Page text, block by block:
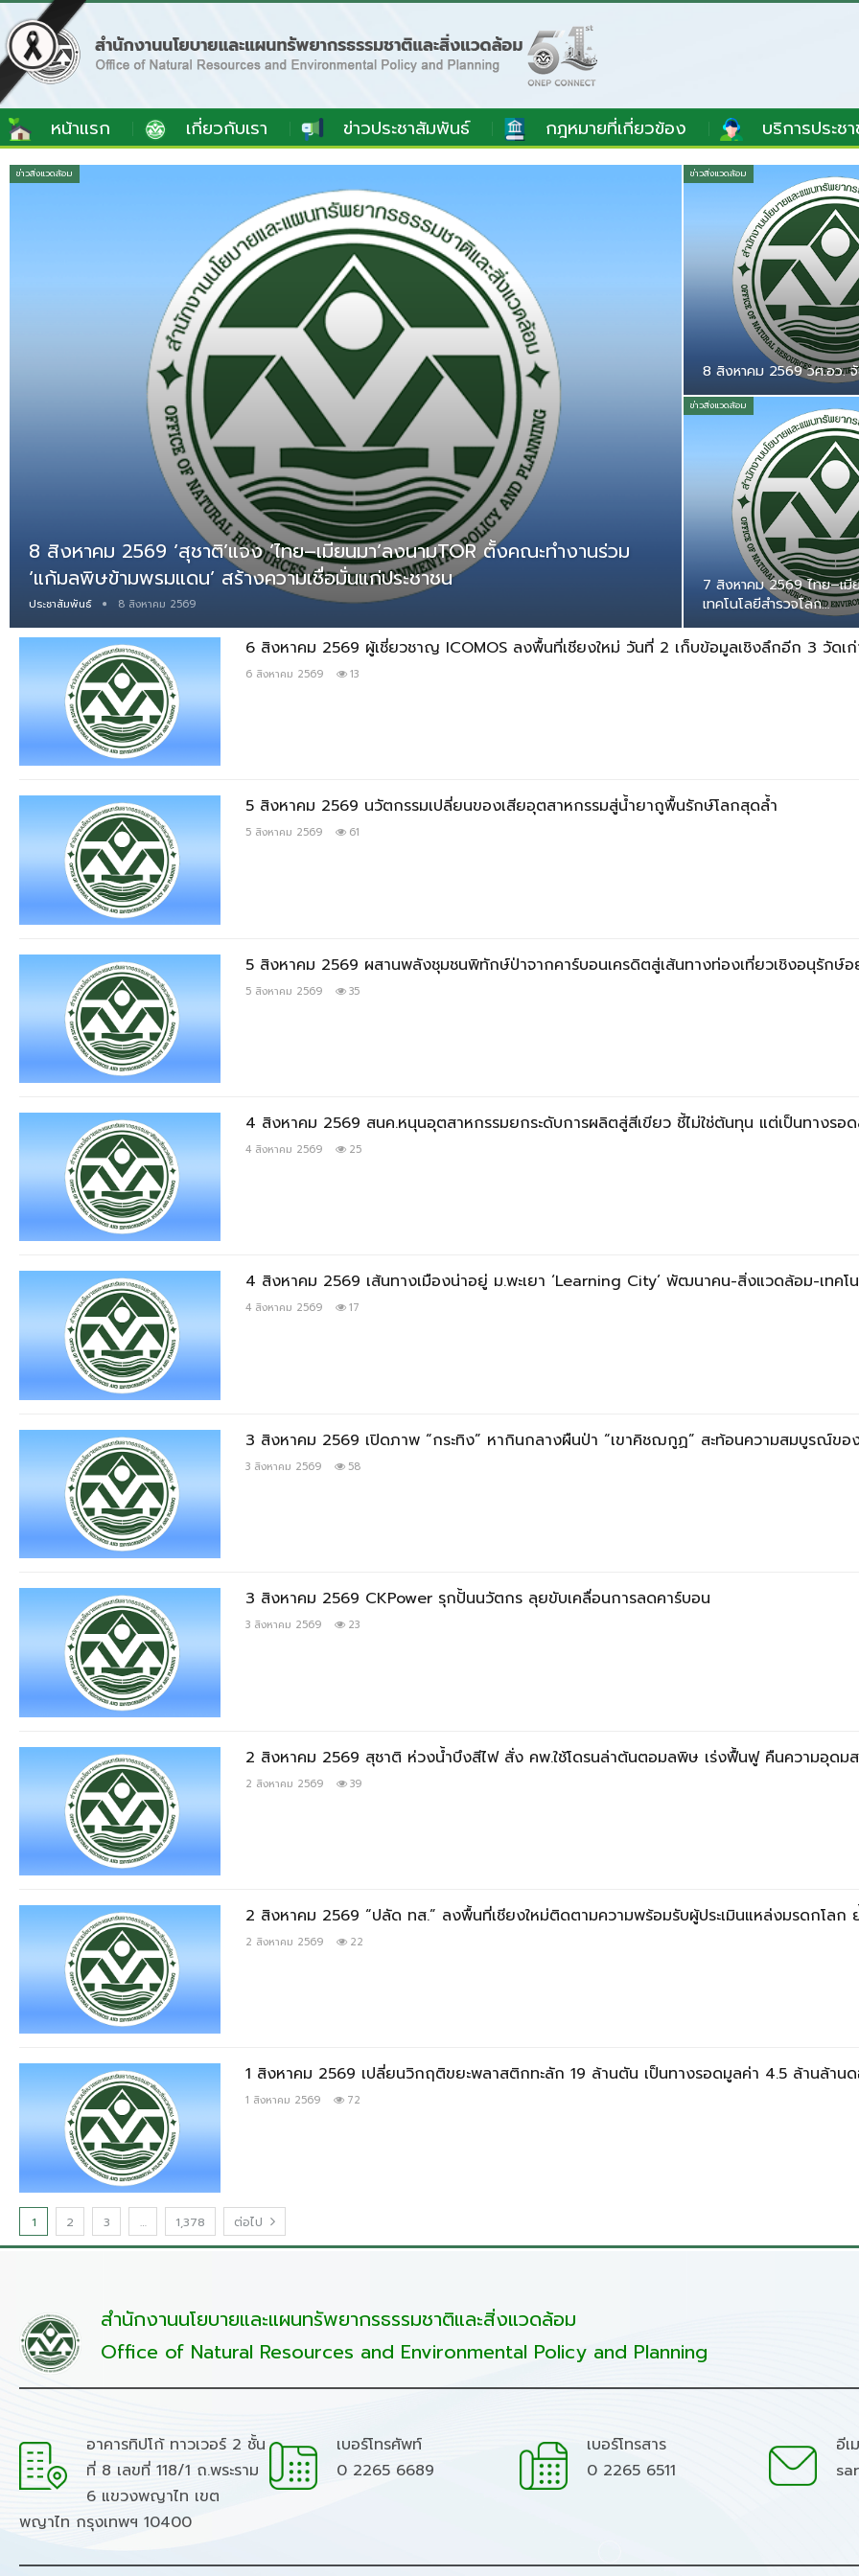
หน้าแรก เกี่ยวกับเรา ข่าวประชาสัมพันธ์ กฎหมายที่เกี่ยวข้อง บริการประช
ข่าวสิ่งแวดล้อม
8 สิงหาคม 2569 ‘สุชาติ’แจง ‘ไทย–เมียนมา’ลงนามTOR ตั้งคณะทำงานร่วม
‘แก้มลพิษข้ามพรมแดน’ สร้างความเชื่อมั่นแก่ประชาชน
ประชาสัมพันธ์ 8 สิงหาคม 2569
ข่าวสิ่งแวดล้อม
8 สิงหาคม 2569 วศ.อว.
ข่าวสิ่งแวดล้อม
7 สิงหาคม 2569 ไทย–เมี
เทคโนโลยีสำรวจโลก…
6 สิงหาคม 2569 ผู้เชี่ยวชาญ ICOMOS ลงพื้นที่เชียงใหม่ วันที่ 2 เก็บข้อมูลเชิงลึกอีก 3 วัดเก่
6 สิงหาคม 2569 13
5 สิงหาคม 2569 นวัตกรรมเปลี่ยนของเสียอุตสาหกรรมสู่น้ำยาถูพื้นรักษ์โลกสุดล้ำ
5 สิงหาคม 2569 61
5 สิงหาคม 2569 ผสานพลังชุมชนพิทักษ์ป่าจากคาร์บอนเครดิตสู่เส้นทางท่องเที่ยวเชิงอนุรักษ์
5 สิงหาคม 2569 35
4 สิงหาคม 2569 สนค.หนุนอุตสาหกรรมยกระดับการผลิตสู่สีเขียว ชี้ไม่ใช่ต้นทุน แต่เป็นทางรอ
4 สิงหาคม 2569 25
4 สิงหาคม 2569 เส้นทางเมืองน่าอยู่ ม.พะเยา ‘Learning City’ พัฒนาคน-สิ่งแวดล้อม-เทคโ
4 สิงหาคม 2569 17
3 สิงหาคม 2569 เปิดภาพ “กระทิง” หากินกลางผืนป่า “เขาคิชฌกูฏ” สะท้อนความสมบูรณ์ของ
3 สิงหาคม 2569 58
3 สิงหาคม 2569 CKPower รุกปั้นนวัตกร ลุยขับเคลื่อนการลดคาร์บอน
3 สิงหาคม 2569 23
2 สิงหาคม 2569 สุชาติ ห่วงน้ำบึงสีไฟ สั่ง คพ.ใช้โดรนล่าต้นตอมลพิษ เร่งฟื้นฟู คืนความอุด
2 สิงหาคม 2569 39
2 สิงหาคม 2569 “ปลัด ทส.” ลงพื้นที่เชียงใหม่ติดตามความพร้อมรับผู้ประเมินแหล่งมรดกโ
2 สิงหาคม 2569 22
1 สิงหาคม 2569 เปลี่ยนวิกฤติขยะพลาสติกทะลัก 19 ล้านตัน เป็นทางรอดมูลค่า 4.5 ล้านล้าน
1 สิงหาคม 2569 72
1 2 3 … 1,378 ต่อไป
สำนักงานนโยบายและแผนทรัพยากรธรรมชาติและสิ่งแวดล้อม
Office of Natural Resources and Environmental Policy and Planning
อาคารทิปโก้ ทาวเวอร์ 2 ชั้น
ที่ 8 เลขที่ 118/1 ถ.พระราม
6 แขวงพญาไท เขต
พญาไท กรุงเทพฯ 10400
เบอร์โทรศัพท์
0 2265 6689
เบอร์โทรสาร
0 2265 6511
อีเ